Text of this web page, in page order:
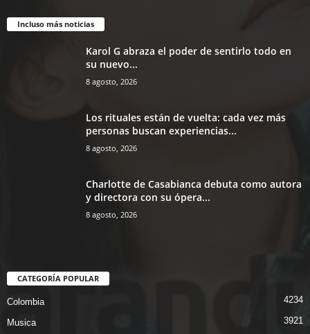
Incluso más noticias
Karol G abraza el poder de sentirlo todo en
su nuevo...
8 agosto, 2026
Los rituales están de vuelta: cada vez más
personas buscan experiencias...
8 agosto, 2026
Charlotte de Casabianca debuta como autora
y directora con su ópera...
8 agosto, 2026
CATEGORÍA POPULAR
Colombia 4234
Musica 3921